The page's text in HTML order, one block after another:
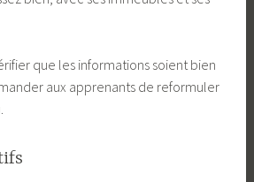
que les informations soient bien
aux apprenants de reformuler